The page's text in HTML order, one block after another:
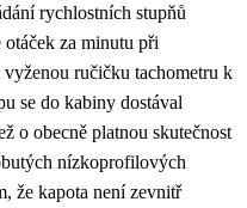
rychlostních stupňů
za minutu při
vyženou ručičku tachometru k
se do kabiny dostával
o obecně platnou skutečnost
nízkoprofilových
že kapota není zevnitř